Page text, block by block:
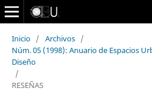
Inicio / Archivos /
Núm. 05 (1998): Anuario de Espacios
Diseño
/
RESEÑAS